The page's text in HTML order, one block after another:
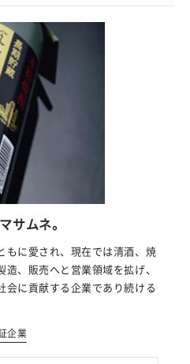
サムネ。
もに愛され、現在では清酒、焼
、販売へと営業領域を拡げ、
会に貢献する企業であり続ける
企業